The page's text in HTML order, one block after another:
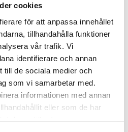
cookies
för att anpassa innehållet
tillhandahålla funktioner
vår trafik. Vi
identifierare och annan
till de sociala medier och
som vi samarbetar med.
informationen med annan
eller som de har